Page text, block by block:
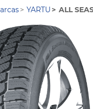
YARTU ALL